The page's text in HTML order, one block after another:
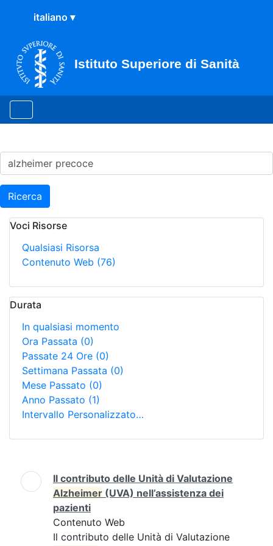
Istituto Superiore di Sanità
Ricerca
Voci Risorse
Qualsiasi Risorsa
Contenuto Web (76)
Durata
In qualsiasi momento
Ora Passata (0)
Passate 24 Ore (0)
Settimana Passata (0)
Mese Passato (0)
Anno Passato (1)
Intervallo Personalizzato…
Ricerca
Il contributo delle Unità di Valutazione
Alzheimer (UVA) nell’assistenza dei
pazienti
Contenuto Web
Il contributo delle Unità di Valutazione